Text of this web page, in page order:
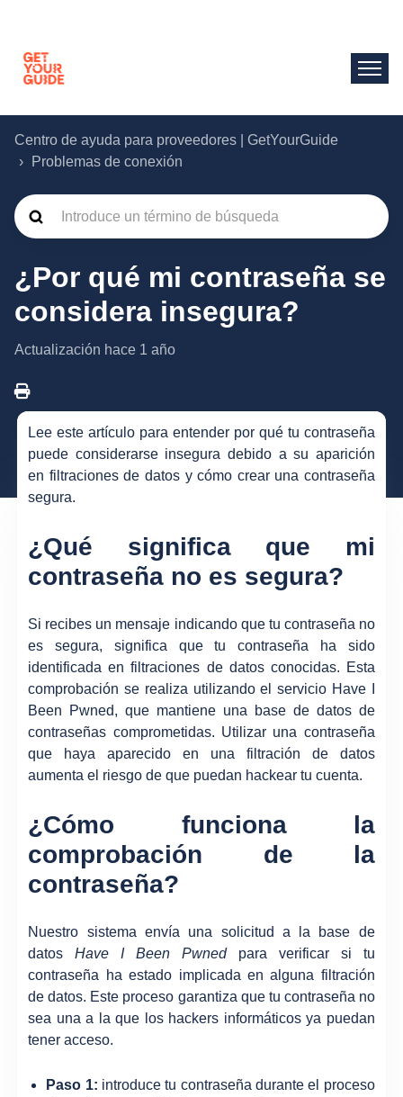
Centro de ayuda para proveedores | GetYourGuide
Problemas de conexión
¿Por qué mi contraseña se
considera insegura?
Actualización hace 1 año
Lee este artículo para entender por qué tu contraseña
puede considerarse insegura debido a su aparición
en filtraciones de datos y cómo crear una contraseña
segura.
¿Qué significa que mi
contraseña no es segura?
Si recibes un mensaje indicando que tu contraseña no
es segura, significa que tu contraseña ha sido
identificada en filtraciones de datos conocidas. Esta
comprobación se realiza utilizando el servicio Have I
Been Pwned, que mantiene una base de datos de
contraseñas comprometidas. Utilizar una contraseña
que haya aparecido en una filtración de datos
aumenta el riesgo de que puedan hackear tu cuenta.
¿Cómo funciona la
comprobación de la
contraseña?
Nuestro sistema envía una solicitud a la base de
datosHave I Been Pwnedpara verificar si tu
contraseña ha estado implicada en alguna filtración
de datos. Este proceso garantiza que tu contraseña no
sea una a la que los hackers informáticos ya puedan
tener acceso.
Paso 1: introduce tu contraseña durante el proceso